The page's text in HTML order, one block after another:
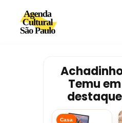
Avançar
Temu em
destaque
Casa